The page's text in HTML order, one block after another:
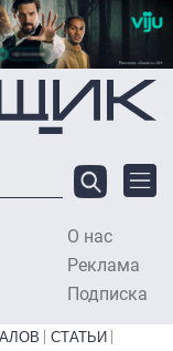
О нас
Реклама
Подписка
СТАТЬИ